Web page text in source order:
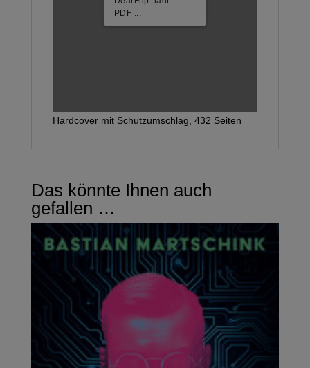
1/24
Das könnte Ihnen auch
gefallen …